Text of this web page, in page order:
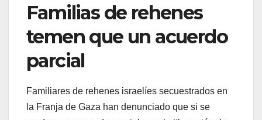
Familias de rehenes
temen que un acuerdo
parcial
Familiares de rehenes israelíes secuestrados en
la Franja de Gaza han denunciado que si se